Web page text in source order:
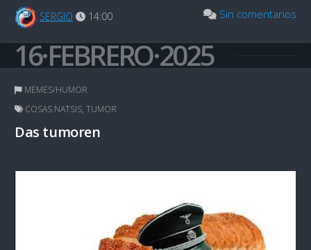
SERGIO 14:00 Sin comentarios
16·FEBRERO·2025
MEMES/HUMOR
COSAS NATSIS, TUMOR
Das tumoren